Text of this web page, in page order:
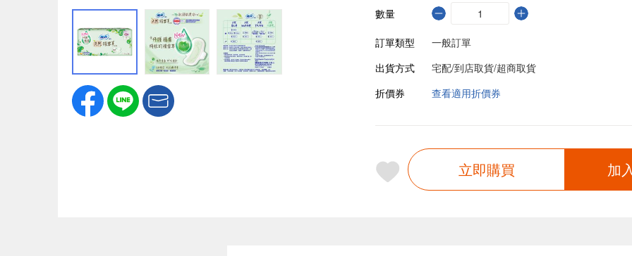
數量
訂單類型
一般訂單
出貨方式
宅配/到店取貨/超商取貨
折價券
查看適用折價券
立即購買 加